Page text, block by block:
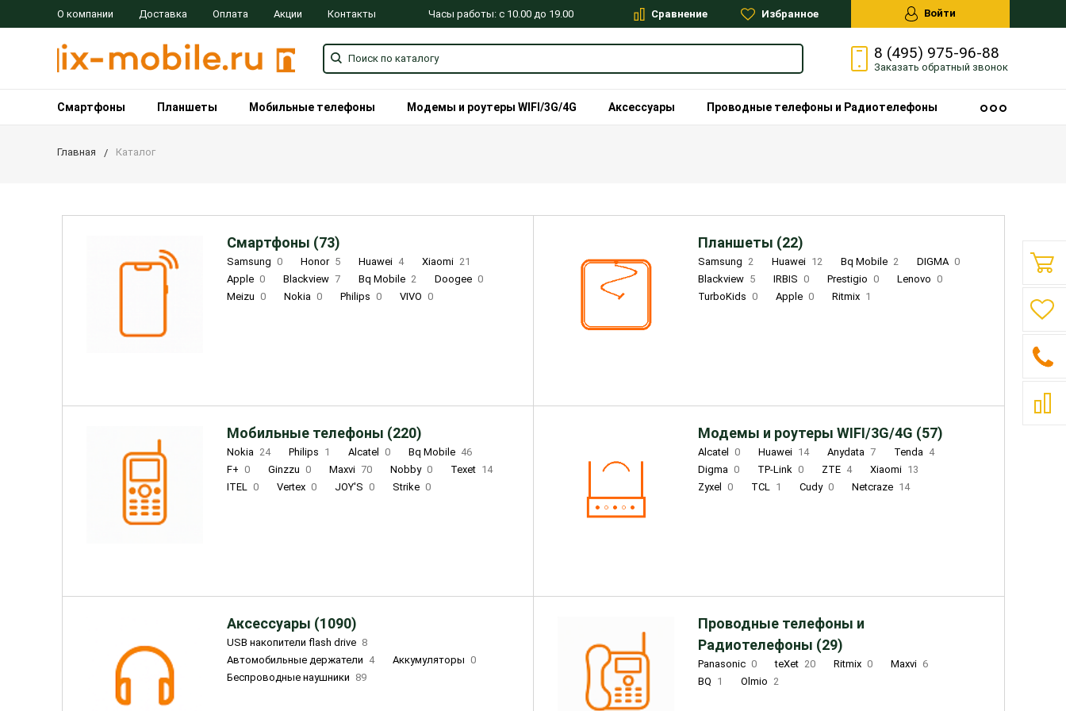
О компании Доставка Оплата Акции Контакты Часы работы: с 10.00 до 19.00 Сравнение Избранное Войти
8 (495) 975-96-88
Заказать обратный звонок
Смартфоны Планшеты Мобильные телефоны Модемы и роутеры WIFI/3G/4G Аксессуары Проводные телефоны и Радиотелефоны
Главная Каталог
Смартфоны (73)
Samsung 0 Honor 5 Huawei 4 Xiaomi 21
Apple 0 Blackview 7 Bq Mobile 2 Doogee 0
Meizu 0 Nokia 0 Philips 0 VIVO 0
Планшеты (22)
Samsung 2 Huawei 12 Bq Mobile 2 DIGMA 0
Blackview 5 IRBIS 0 Prestigio 0 Lenovo 0
TurboKids 0 Apple 0 Ritmix 1
Мобильные телефоны (220)
Nokia 24 Philips 1 Alcatel 0 Bq Mobile 46
F+ 0 Ginzzu 0 Maxvi 70 Nobby 0 Texet 14
ITEL 0 Vertex 0 JOY'S 0 Strike 0
Модемы и роутеры WIFI/3G/4G (57)
Alcatel 0 Huawei 14 Anydata 7 Tenda 4
Digma 0 TP-Link 0 ZTE 4 Xiaomi 13
Zyxel
0 TCL 1 Cudy 0 Netcraze 14
Аксессуары (1090)
USB накопители flash drive 8
Автомобильные держатели 4 Аккумуляторы 0
Беспроводные наушники 89
Проводные телефоны и
Радиотелефоны (29)
Panasonic 0 teXet 20 Ritmix 0 Maxvi 6
BQ 1 Olmio 2